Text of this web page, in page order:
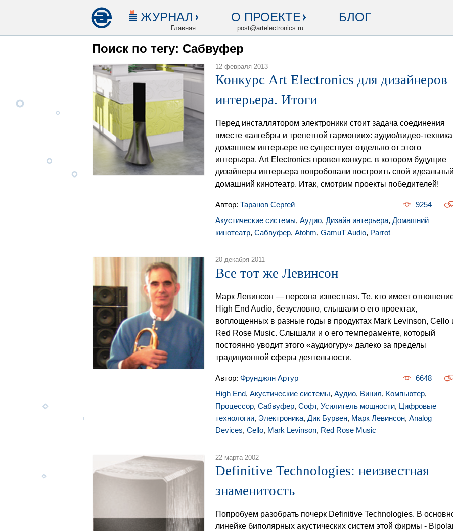
ЖУРНАЛ
Главная
О ПРОЕКТЕ
post@artelectronics.ru
БЛОГ
Поиск по тегу: Сабвуфер
12 февраля 2013
Конкурс Art Electronics для дизайнеров
интерьера. Итоги
Перед инсталлятором электроники стоит задача соединения
вместе «алгебры и трепетной гармонии»: аудио/видео-
домашнем интерьере не существует отдельно от этого
интерьера. Art Electronics провел конкурс, в котором будущие
дизайнеры интерьера попробовали построить свой идеальный
домашний кинотеатр. Итак, смотрим проекты победителей!
Автор: Таранов Сергей
9254
Акустические системы, Аудио, Дизайн интерьера, Домашний
кинотеатр, Сабвуфер, Atohm, GamuT Audio, Parrot
20 декабря 2011
Все тот же Левинсон
Марк Левинсон — персона известная. Те, кто имеет
High End Audio, безусловно, слышали о его проектах,
воплощенных в разные годы в продуктах Mark Levinson, Cello
Red Rose Music. Слышали и о его темпераменте, который
постоянно уводит этого «аудиогуру» далеко за пределы
традиционной сферы деятельности.
Автор: Фрунджян Артур
6648
High End, Акустические системы, Аудио, Винил, Компьютер,
Процессор, Сабвуфер, Софт, Усилитель мощности, Цифровые
технологии, Электроника, Дик Бурвен, Марк Левинсон, Analog
Devices, Cello, Mark Levinson, Red Rose Music
22 марта 2002
Definitive Technologies: неизвестная
знаменитость
Попробуем разобрать почерк Definitive Technologies. В
линейке биполярных акустических систем этой фирмы -